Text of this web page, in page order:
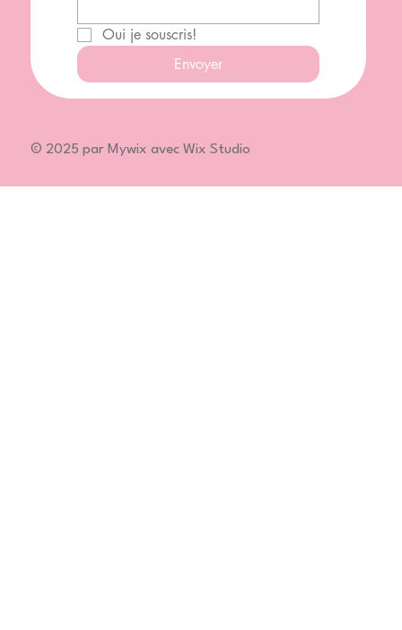
Oui je souscris!
Envoyer
© 2025 par Mywix avec Wix Studio